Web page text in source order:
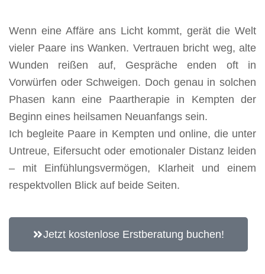
Wenn eine Affäre ans Licht kommt, gerät die Welt
vieler Paare ins Wanken. Vertrauen bricht weg, alte
Wunden reißen auf, Gespräche enden oft in
Vorwürfen oder Schweigen. Doch genau in solchen
Phasen kann eine Paartherapie in Kempten der
Beginn eines heilsamen Neuanfangs sein.
Ich begleite Paare in Kempten und online, die unter
Untreue, Eifersucht oder emotionaler Distanz leiden
– mit Einfühlungsvermögen, Klarheit und einem
respektvollen Blick auf beide Seiten.
Jetzt kostenlose Erstberatung buchen!